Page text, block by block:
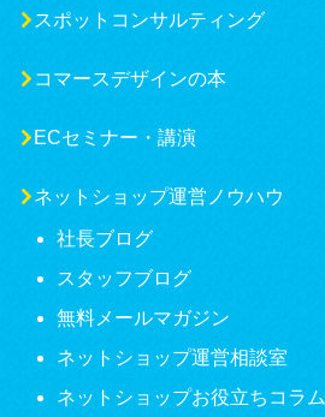
スポットコンサルティング
コマースデザインの本
ECセミナー・講演
ネットショップ運営ノウハウ
社長ブログ
スタッフブログ
無料メールマガジン
ネットショップ運営相談室
ネットショップお役立ちコラム